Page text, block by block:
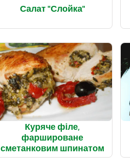
Салат "Слойка"
Куряче філе,
фаршироване
сметанковим шпинатом